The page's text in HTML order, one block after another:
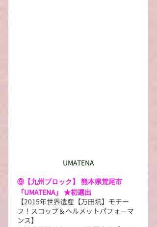
UMATENA
⑨【九州ブロック】 熊本県荒尾市
「UMATENA」 ★初選出
【2015年世界遺産【万田坑】モチー
フ！スコップ＆ヘルメットパフォーマ
ンス】